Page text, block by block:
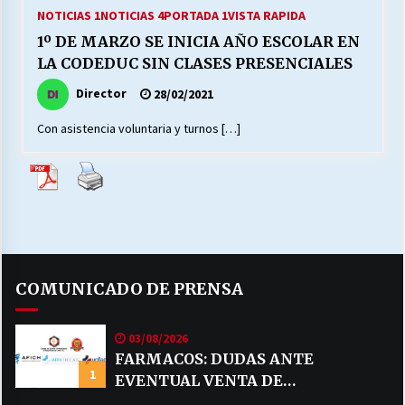
MUNICIPALIDAD, TRABAJADORES, CLIMA
LABORAL:
13/07/2026
Escuela hospitalaria El Carmen de Maipu.
VOLVER A SER ALTERNATIVA
MUNICIPALIDADES, HONORARIOS, DESPIDOS
NOTICIAS 1NOTICIAS 4PORTADA 1VISTA RAPIDA
1º DE MARZO SE INICIA AÑO ESCOLAR EN
LA CODEDUC SIN CLASES PRESENCIALES
Director 28/02/2021
Con asistencia voluntaria y turnos […]
COMUNICADO DE PRENSA
1
03/08/2026
FARMACOS: DUDAS ANTE
EVENTUAL VENTA DE